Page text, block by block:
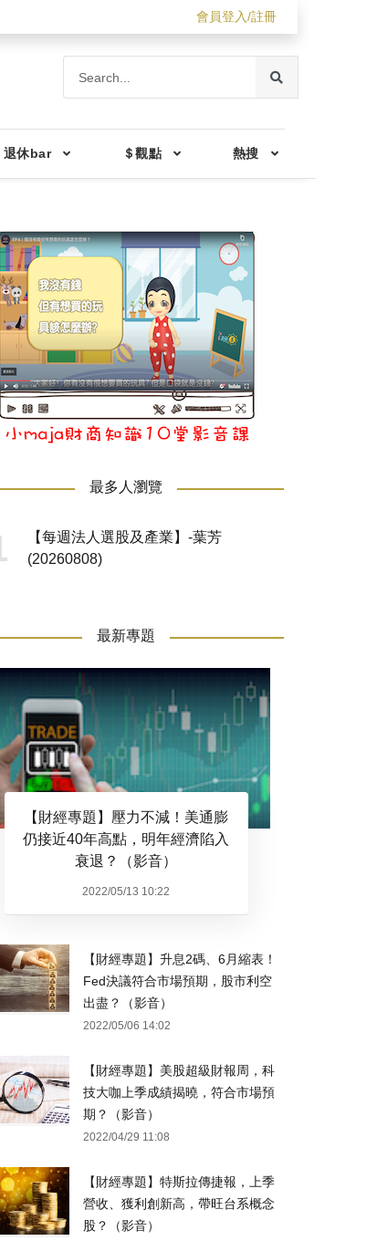
會員登入/註冊
退休bar ＄觀點 熱搜
最多人瀏覽
【每週法人選股及產業】-葉芳
(20260808)
最新專題
【財經專題】壓力不減！美通膨
仍接近40年高點，明年經濟陷入
衰退？（影音）
2022/05/13 10:22
【財經專題】升息2碼、6月縮表！
Fed決議符合市場預期，股市利空
出盡？（影音）
2022/05/06 14:02
【財經專題】美股超級財報周，科
技大咖上季成績揭曉，符合市場預
期？（影音）
2022/04/29 11:08
【財經專題】特斯拉傳捷報，上季
營收、獲利創新高，帶旺台系概念
股？（影音）